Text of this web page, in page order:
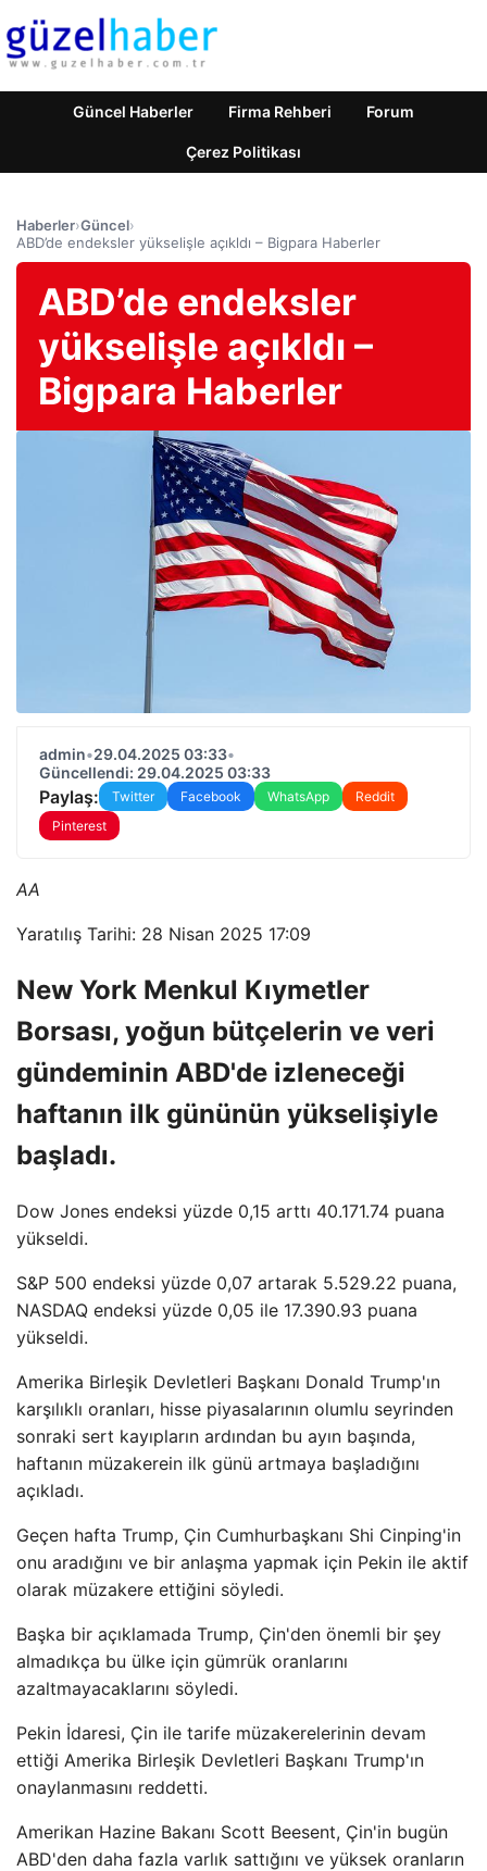
Güncel Haberler Firma Rehberi Forum
Çerez Politikası
Haberler›Güncel›
ABD’de endeksler yükselişle açıkldı – Bigpara Haberler
ABD’de endeksler
yükselişle açıkldı –
Bigpara Haberler
admin•29.04.2025 03:33•
Güncellendi: 29.04.2025 03:33
Paylaş: Twitter Facebook WhatsApp
Reddit
Pinterest
AA
Yaratılış Tarihi: 28 Nisan 2025 17:09
New York Menkul Kıymetler
Borsası, yoğun bütçelerin ve veri
gündeminin ABD'de izleneceği
haftanın ilk gününün yükselişiyle
başladı.
Dow Jones endeksi yüzde 0,15 arttı 40.171.74 puana
yükseldi.
S&P 500 endeksi yüzde 0,07 artarak 5.529.22 puana,
NASDAQ endeksi yüzde 0,05 ile 17.390.93 puana
yükseldi.
Amerika Birleşik Devletleri Başkanı Donald Trump'ın
karşılıklı oranları, hisse piyasalarının olumlu seyrinden
sonraki sert kayıpların ardından bu ayın başında,
haftanın müzakerein ilk günü artmaya başladığını
açıkladı.
Geçen hafta Trump, Çin Cumhurbaşkanı Shi Cinping'in
onu aradığını ve bir anlaşma yapmak için Pekin ile aktif
olarak müzakere ettiğini söyledi.
Başka bir açıklamada Trump, Çin'den önemli bir şey
almadıkça bu ülke için gümrük oranlarını
azaltmayacaklarını söyledi.
Pekin İdaresi, Çin ile tarife müzakerelerinin devam
ettiği Amerika Birleşik Devletleri Başkanı Trump'ın
onaylanmasını reddetti.
Amerikan Hazine Bakanı Scott Beesent, Çin'in bugün
ABD'den daha fazla varlık sattığını ve yüksek oranların